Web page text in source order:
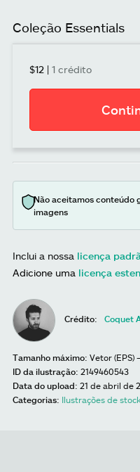
Coleção Essentials
$12 | 1 crédito
Não aceitamos conteúdo
imagens
Inclui a nossa licença
Adicione uma licença
Crédito: Coquet
Tamanho máximo: Vetor (EPS)
ID da ilustração: 2149460543
Data do upload: 21 de abril de
Categorias: Ilustrações de stock